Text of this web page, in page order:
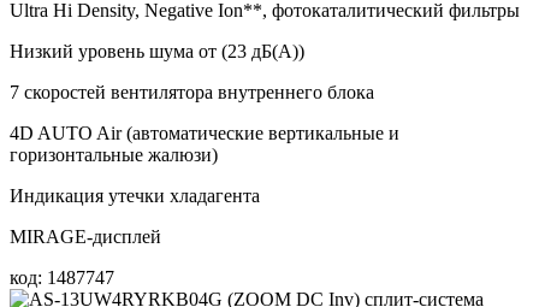
Ultra Hi Density, Negative Ion**, фотокаталитический фильтры
Низкий уровень шума от (23 дБ(А))
7 скоростей вентилятора внутреннего блока
4D AUTO Air (автоматические вертикальные и
горизонтальные жалюзи)
Индикация утечки хладагента
MIRAGE-дисплей
код: 1487747